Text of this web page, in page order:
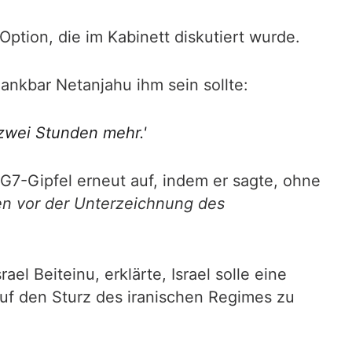
die im Kabinett diskutiert wurde.
Netanjahu ihm sein sollte:
Stunden mehr.'
Gipfel erneut auf, indem er sagte, ohne
vor der Unterzeichnung des
Beiteinu, erklärte, Israel solle eine
den Sturz des iranischen Regimes zu